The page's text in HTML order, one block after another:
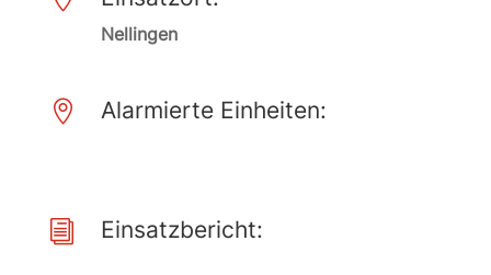
Nellingen
 Alarmierte Einheiten:
i Einsatzbericht: